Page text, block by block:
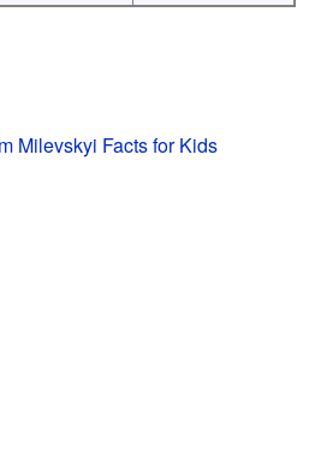
Milevskyi Facts for Kids